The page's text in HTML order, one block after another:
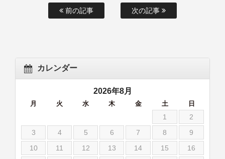
前の記事 次の記事
カレンダー
2026年8月
月 火 水 木 金 土 日
1
2
3
4 5 6 7 8
9
10
11 12 13 14 15
16